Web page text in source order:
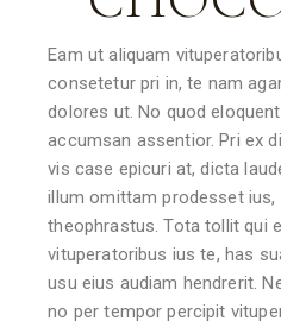
Eam ut aliquam
consetetur pri in, te nam
dolores ut. No quod
accumsan assentior. Pri ex
vis case epicuri at, dicta
illum omittam prodesset ius,
theophrastus. Tota tollit qui
vituperatoribus ius te, has
usu eius audiam hendrerit.
no per tempor percipit